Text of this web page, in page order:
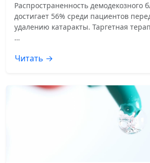
Распространенность демодекозного
достигает 56% среди пациентов
удалению катаракты. Таргетная
…
Читать →